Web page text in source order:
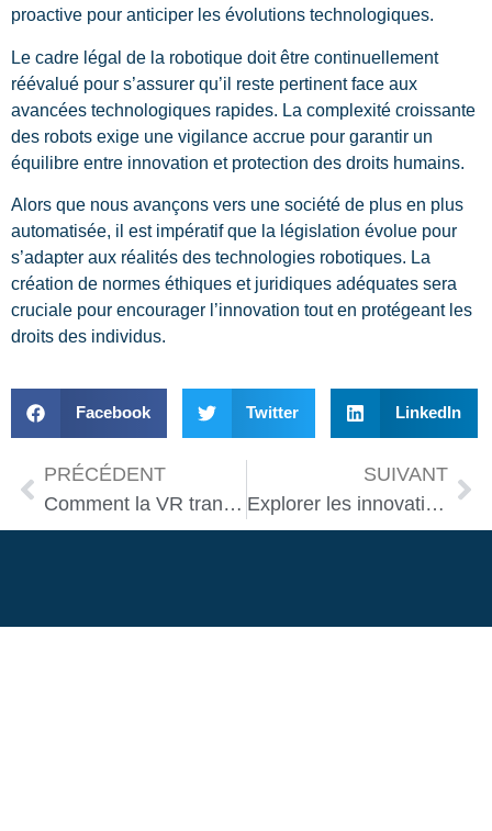
proactive pour anticiper les évolutions technologiques.
Le cadre légal de la robotique doit être continuellement
réévalué pour s’assurer qu’il reste pertinent face aux
avancées technologiques rapides. La complexité croissante
des robots exige une vigilance accrue pour garantir un
équilibre entre innovation et protection des droits humains.
Alors que nous avançons vers une société de plus en plus
automatisée, il est impératif que la législation évolue pour
s’adapter aux réalités des technologies robotiques. La
création de normes éthiques et juridiques adéquates sera
cruciale pour encourager l’innovation tout en protégeant les
droits des individus.
Facebook Twitter LinkedIn
PRÉCÉDENT
Comment la VR transforme l’architecture moderne
SUIVANT
Explorer les innovations en intelligence artificielle